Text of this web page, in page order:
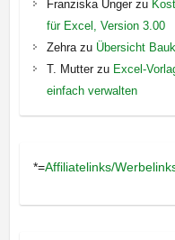
Franziska Ungerzu
für Excel, Version 3.00
Zehrazu Übersicht
T. Mutterzu Excel-
einfach verwalten
*=Affiliatelinks/